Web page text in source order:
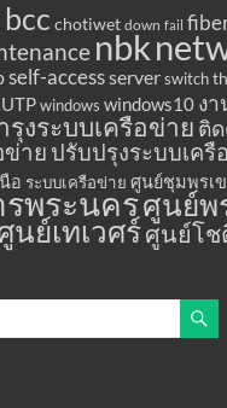
bcc chotiwet down fail
nbk
self-accessserver switch
windows windows10 ง
งระบบเครือข่าย ติ
ข่าย ปรับปรุงระบบเครื
อ ระบบเครือข่าย ศูนย์ชุมพรเ
พระนครศูนย์พ
นย์เทเวศร์ศูนย์โช